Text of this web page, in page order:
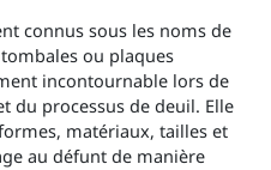
connus sous les noms de
ou plaques
incontournable lors de
du processus de deuil. Elle
matériaux, tailles et
au défunt de manière